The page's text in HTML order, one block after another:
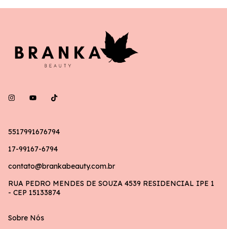
5517991676794
17-99167-6794
contato@brankabeauty.com.br
RUA PEDRO MENDES DE SOUZA 4539 RESIDENCIAL IPE 1
- CEP 15133874
Sobre Nós